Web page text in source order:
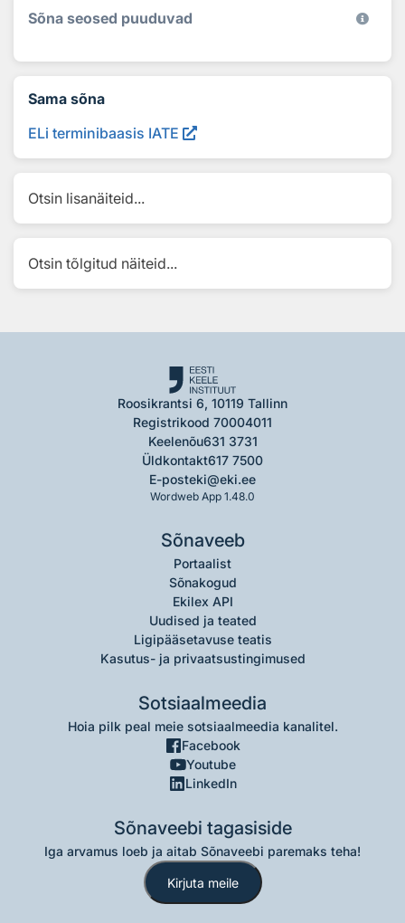
Sõna seosed puuduvad
Sama sõna
ELi terminibaasis IATE
Otsin lisanäiteid...
Otsin tõlgitud näiteid...
Roosikrantsi 6, 10119 Tallinn
Registrikood 70004011
Keelenõu631 3731
Üldkontakt617 7500
E-posteki@eki.ee
Wordweb App 1.48.0
Sõnaveeb
Portaalist
Sõnakogud
Ekilex API
Uudised ja teated
Ligipääsetavuse teatis
Kasutus- ja privaatsustingimused
Sotsiaalmeedia
Hoia pilk peal meie sotsiaalmeedia kanalitel.
Facebook
Youtube
LinkedIn
Sõnaveebi tagasiside
Iga arvamus loeb ja aitab Sõnaveebi paremaks teha!
Kirjuta meile